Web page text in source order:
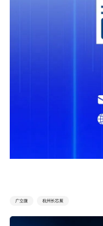
广立微 杭州长芯展